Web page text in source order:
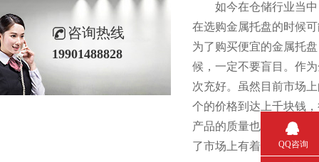
如今在仓储行业当中
在选购金属托盘的时候可
为了购买便宜的金属托盘
候，一定不要盲目
次充好。虽然目前市场
个的价格到达上千块钱
产品的质量也是有着天上地
了市场上有着各种金属托盘
咨询热线
19901488828
QQ咨询